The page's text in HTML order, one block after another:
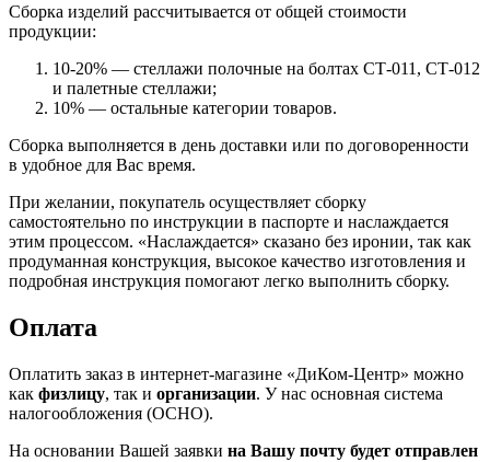
Сборка изделий рассчитывается от общей стоимости
продукции:
10-20% — стеллажи полочные на болтах СТ-011, СТ-012
и палетные стеллажи;
10% — остальные категории товаров.
Сборка выполняется в день доставки или по договоренности
в удобное для Вас время.
При желании, покупатель осуществляет сборку
самостоятельно по инструкции в паспорте и наслаждается
этим процессом. «Наслаждается» сказано без иронии, так как
продуманная конструкция, высокое качество изготовления и
подробная инструкция помогают легко выполнить сборку.
Оплата
Оплатить заказ в интернет-магазине «ДиКом-Центр» можно
как физлицу, так и организации. У нас основная система
налогообложения (ОСНО).
На основании Вашей заявки на Вашу почту будет отправлен